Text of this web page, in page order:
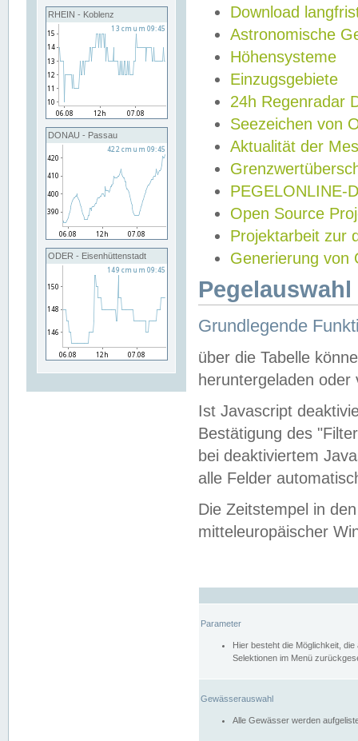
RHEIN - Koblenz
DONAU - Passau
ODER - Eisenhüttenstadt
Download
Astronomische
Höhensysteme
Einzugsgebiete
24h Regenradar
Seezeichen von
Aktualität der
PEGELONLINE-
Open Source
Projektarbeit zur
Generierung von
Grundlegende
über die Tabelle
heruntergeladen oder
Ist Javascript
Bestätigung des
bei deaktiviertem
alle Felder
Die Zeitstempel in
mitteleuropäischer
Parameter
Hier besteht die Möglichkeit,
Selektionen im Menü
Gewässerauswahl
Alle Gewässer werden